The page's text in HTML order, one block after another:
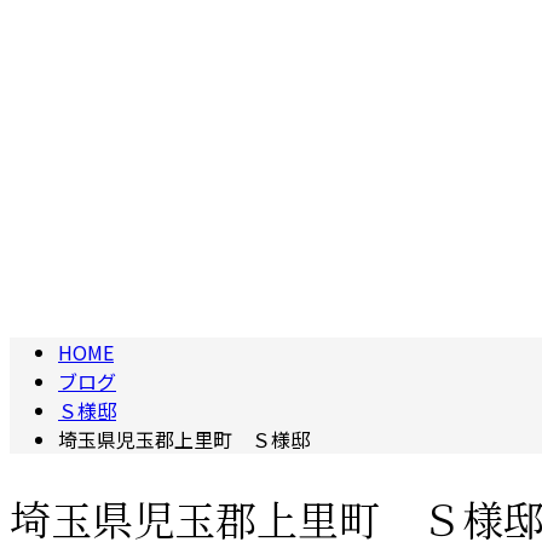
HOME
ブログ
Ｓ様邸
埼玉県児玉郡上里町 Ｓ様邸
埼玉県児玉郡上里町 Ｓ様